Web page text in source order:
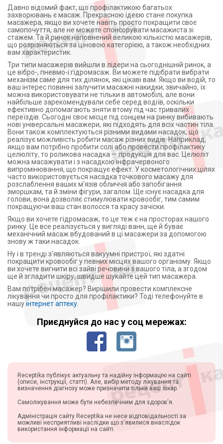
Давно відомий факт, що профілактикою багатьох
захворювань є масаж. Прекрасною ідеєю стане покупка
масажера, якщо ви хочете навіть просто покращити своє
самопочуття, але не можете спонсорувати масажиста зі
стажем. Та й ринок наповнений великою кількістю масажерів,
що розрізняються за ціновою категорією, а також необхідних
вам характеристик.
Три типи масажерів вийшли в лідери на сьогоднішній ринок, а
це вібро-, пневмо-і гідромасаж. Ви можете підібрати вибрати
механізм саме для тих ділянок, які цікаві вам. Якщо ви водій, то
ваш інтерес повинні залучити масажні накидки, звичайно, їх
можна використовувати не тільки в автомобілі, але вони
найбільше зарекомендували себе серед водіїв, оскільки
ефективно допомагають зняти втому під час тривалих
переїздів. Сьогодні своє місце під сонцем на ринку вибивають
нові універсальні масажери, які підходять для всіх частин тіла.
Вони також комплектуються різними видами насадок, що
реалізує можливість робити масаж різних видів. Наприклад,
якщо вам потрібно пробити солі або провести профілактику
целюліту, то роликова насадка — продукція для вас. Целюліт
можна масажувати і з насадкою інфрачервоного
випромінювання, що покращує ефект. У косметологічних цілях
часто використовується насадка точкового масажу для
розслаблення ваших м'язів обличчя або запобігання
зморшкам, та й зміни фігури, загалом. Ще існує насадка для
голови, вона дозволяє стимулювати кровообіг, тим самим
покращуючи ваш стан волосся та красу зачіски.
Якщо ви хочете гідромасаж, то це теж є на просторах нашого
ринку. Це все реалізується у вигляді ванн, ще й буває
механічний масаж вбудований в ці масажери за допомогою
знову ж таки насадок.
Ну і в тренді з'являються вакуумні пристрої, які здатні
покращити кровообіг у певних місцях вашого організму. Якщо
ви хочете вигнити всі зайві речовини з вашого тіла, а згодом
ще й згладити шкіру, швидше шукайте цей тип масажера.
Вам потрібен масажер? Вирішили провести комплексне
лікування чи просто для профілактики? Тоді телефонуйте в
нашуінтернет аптеку.
Приєднуйся до нас у соц мережах:
Receptika публікує актуальну та надійну інформацію на сайті
(описи, інструкції, статті). Але, вибір методу лікування та
визначення діагнозу може призначити тільки ваш лікар.
Самолікування може бути небезпечним для здоров'я.
Адміністрація сайту Receptika не несе відповідальності за
можливі несприятливі наслідки що з'явилися внаслідок
використання інформації на сайті.